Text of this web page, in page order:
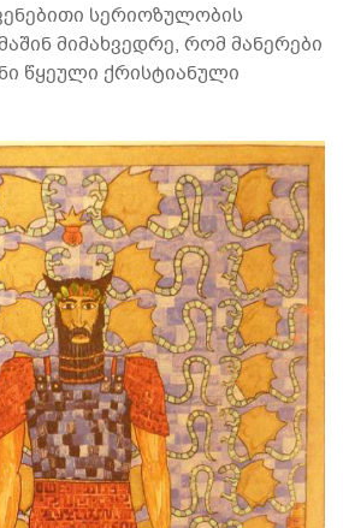
სერიოზულობის
მიმახვედრე, რომ მანერები
წყეული ქრისტიანული